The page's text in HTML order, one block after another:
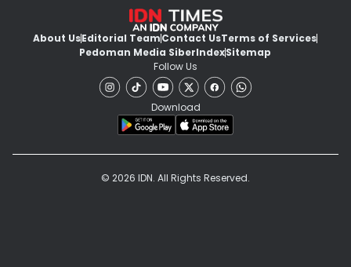
About UsEditorial TeamContact UsTerms of Services
Pedoman Media SiberIndexSitemap
Follow Us
Download
© 2026 IDN. All Rights Reserved.